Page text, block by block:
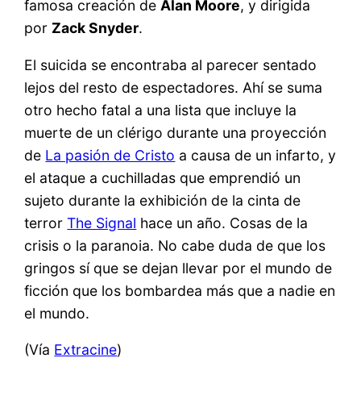
famosa creación de Alan Moore, y dirigida
por Zack Snyder.
El suicida se encontraba al parecer sentado
lejos del resto de espectadores. Ahí se suma
otro hecho fatal a una lista que incluye la
muerte de un clérigo durante una proyección
de La pasión de Cristo a causa de un infarto, y
el ataque a cuchilladas que emprendió un
sujeto durante la exhibición de la cinta de
terrorThe Signal hace un año. Cosas de la
crisis o la paranoia. No cabe duda de que los
gringos sí que se dejan llevar por el mundo de
ficción que los bombardea más que a nadie en
el mundo.
(Vía Extracine)